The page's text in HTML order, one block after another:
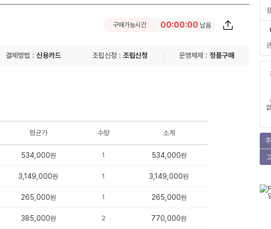
[12:28]
집에서 사용할 컴퓨터, 현금결제로 견적 신청합니다.3,258,000원
구매가능시간 00:00:00 남음
결제방법 : 신용카드 조립신청 : 조립신청 운영체제 : 정품구매
평균가 수량 소계
534,000원 1 534,000원
3,149,000원 1 3,149,000원
265,000원 1 265,000원
385,000원 2 770,000원